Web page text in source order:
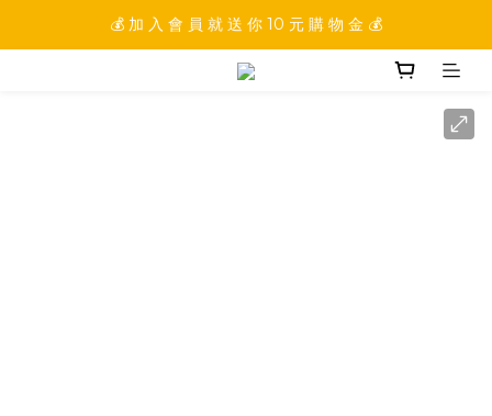
💰 加 入 會 員 就 送 你 10 元 購 物 金 💰
💰 加 入 會 員 就 送 你 10 元 購 物 金 💰
💰 填 寫 完 整 會 員 資 訊 再 送 點 數 22222 點 💰